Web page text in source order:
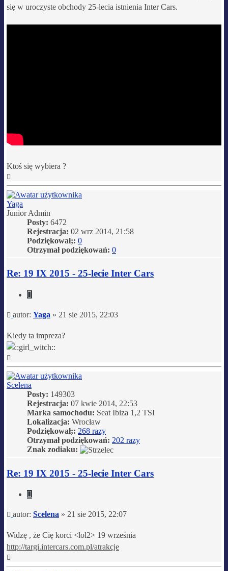
się w uroczyste obchody 25-lecia istnienia Inter Cars.
Ktoś się wybiera ?
górę
Yaga
Junior Admin
Posty: 6472
Rejestracja: 02 wrz 2014, 21:58
Podziękował;: 0
Otrzymał podziękowań: 0
Re: 19 IX 2015 - 25-lecie Inter Cars
Cytuj
Post
autor: Yaga » 21 sie 2015, 22:03
Kiedy ta impreza?
górę
Scelena
Posty: 149303
Rejestracja: 07 kwie 2014, 22:53
Marka samochodu: Seat Ibiza 1,2 TSI
Lokalizacja: Wrocław
Podziękował;: 268 razy
Otrzymał podziękowań: 202 razy
Znak zodiaku:
Re: 19 IX 2015 - 25-lecie Inter Cars
Cytuj
Post
autor: Scelena » 21 sie 2015, 22:07
Widzę , że Cię korci <lol2> 19 września
http://targi.intercars.com.pl/atrakcje
górę